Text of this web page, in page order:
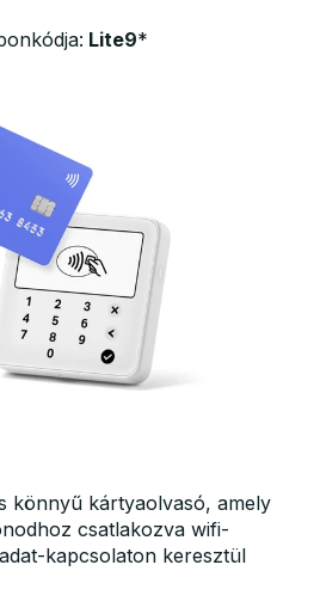
Lite9*
könnyű kártyaolvasó, amely
csatlakozva wifi-
kapcsolaton keresztül